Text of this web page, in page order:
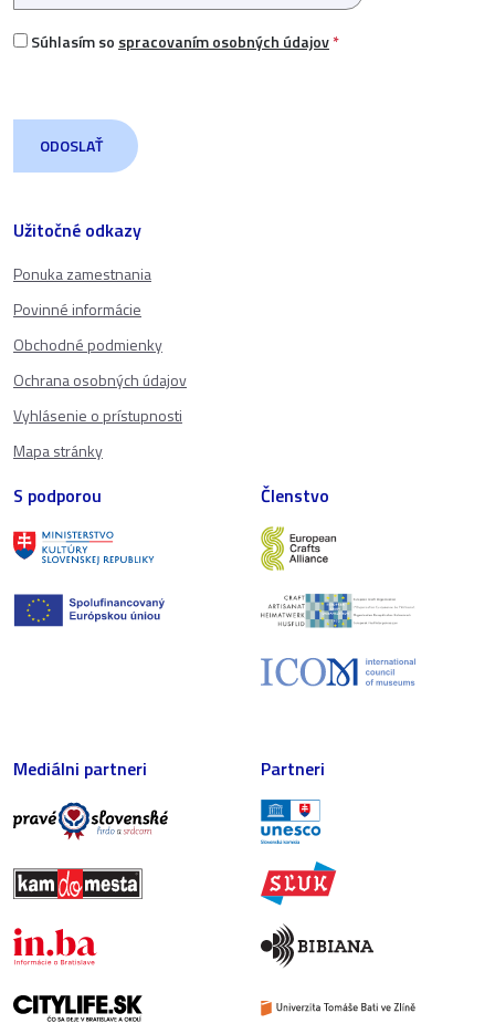
Užitočné odkazy
Ponuka zamestnania
Povinné informácie
Obchodné podmienky
Ochrana osobných údajov
Vyhlásenie o prístupnosti
Mapa stránky
Súhlasím so spracovaním osobných údajov*
S podporou Členstvo
Mediálni partneri Partneri